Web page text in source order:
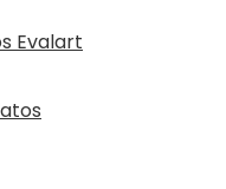
Evalart